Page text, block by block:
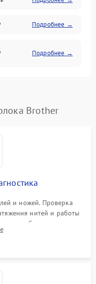
Подробнее →
Подробнее →
Подробнее →
Подробнее →
Brother
и ножей. Проверка
нитей и работы
обрывов нити,
на тестовом образце.